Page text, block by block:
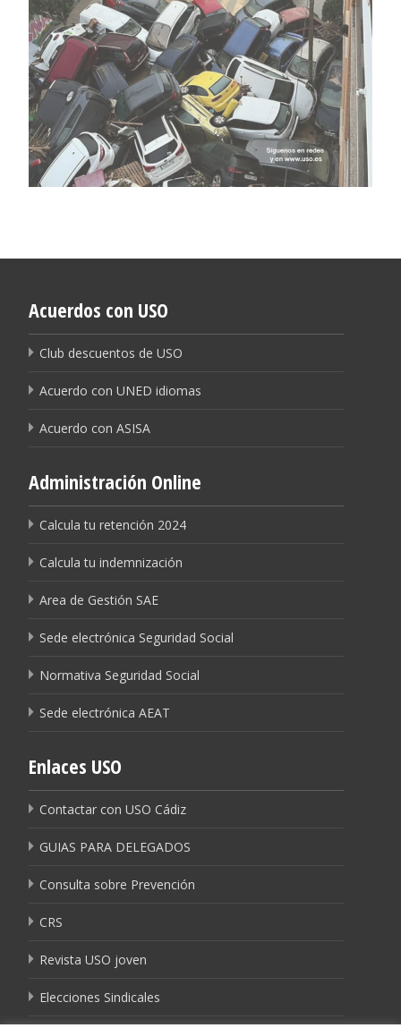
Acuerdos con USO
Club descuentos de USO
Acuerdo con UNED idiomas
Acuerdo con ASISA
Administración Online
Calcula tu retención 2024
Calcula tu indemnización
Area de Gestión SAE
Sede electrónica Seguridad Social
Normativa Seguridad Social
Sede electrónica AEAT
Enlaces USO
Contactar con USO Cádiz
GUIAS PARA DELEGADOS
Consulta sobre Prevención
CRS
Revista USO joven
Elecciones Sindicales